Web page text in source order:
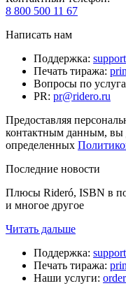
8 800 500 11 67
Написать нам
Поддержка:
Печать тиража:
Вопросы по
PR: pr@ridero.ru
Предоставляя
контактным данным, вы
определенных
Последние новости
Плюсы Rideró, ISBN в
и многое другое
Читать дальше
Поддержка:
Печать тиража:
Наши услуги: